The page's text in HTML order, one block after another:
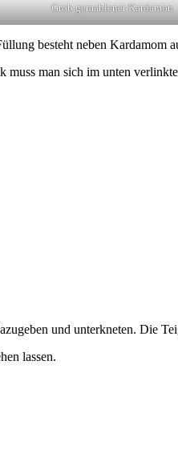
Grob gemahlener Kardamon
besteht neben Kardamom
man sich im unten
und unterkneten. Die
lassen.